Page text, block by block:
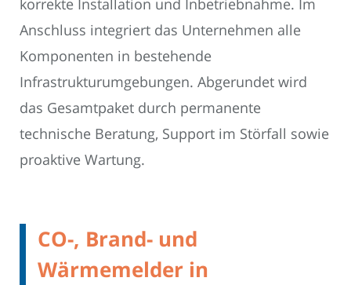
korrekte Installation und Inbetriebnahme. Im
Anschluss integriert das Unternehmen alle
Komponenten in bestehende
Infrastrukturumgebungen. Abgerundet wird
das Gesamtpaket durch permanente
technische Beratung, Support im Störfall sowie
proaktive Wartung.
CO-, Brand- und
Wärmemelder in